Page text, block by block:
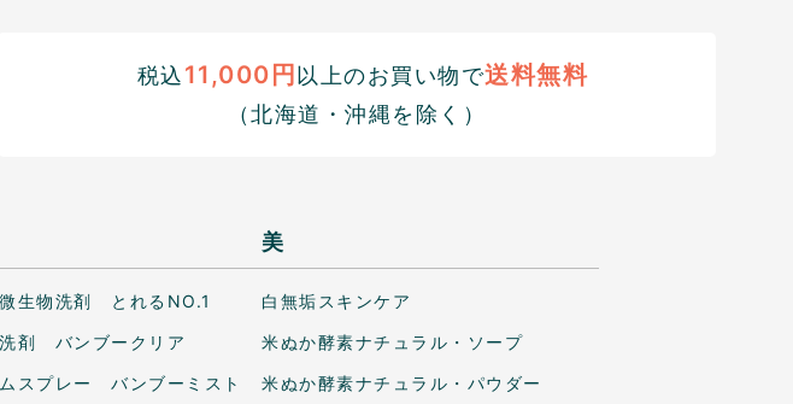
税込11,000円 以上のお買い物で送料無料
（北海道・沖縄を除く）
生物洗剤 とれるNO.1
剤 バンブークリア
スプレー バンブーミスト
美
白無垢スキンケア
米ぬか酵素ナチュラル・ソープ
米ぬか酵素ナチュラル・パウダー